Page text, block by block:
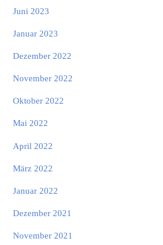
Juni 2023
Januar 2023
Dezember 2022
November 2022
Oktober 2022
Mai 2022
April 2022
März 2022
Januar 2022
Dezember 2021
November 2021